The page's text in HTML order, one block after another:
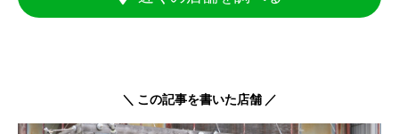
＼ この記事を書いた店舗 ／